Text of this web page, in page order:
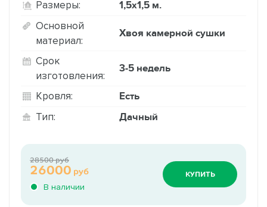
Размеры: 1,5х1,5 м.
Основной
материал:
Хвоя камерной сушки
Срок
изготовления:
3-5 недель
Кровля: Есть
Тип: Дачный
В наличии
26000 руб
28500 руб
КУПИТЬ